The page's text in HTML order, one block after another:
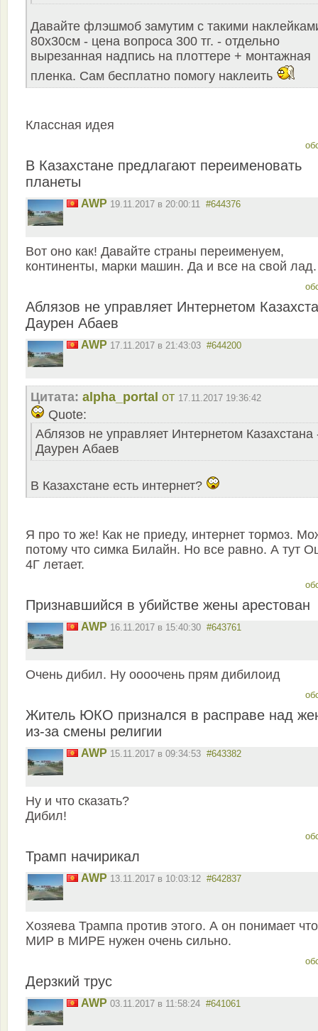
Давайте флэшмоб замутим с такими
80х30см - цена вопроса 300 тг. - отдельно
вырезанная надпись на плоттере + монтажная
пленка. Сам бесплатно помогу наклеить
Классная идея
В Казахстане предлагают переименовать
планеты
AWP 19.11.2017 в 20:00:11 #644376
Вот оно как! Давайте страны переименуем,
континенты, марки машин. Да и все на свой лад.
Аблязов не управляет Интернетом
Даурен Абаев
AWP 17.11.2017 в 21:43:03 #644200
Цитата: alpha_portal от 17.11.2017 19:36:42
Quote:
Аблязов не управляет Интернетом Казахстана
Даурен Абаев
В Казахстане есть интернет?
Я про то же! Как не приеду, интернет тормоз.
потому что симка Билайн. Но все равно. А тут
4Г летает.
Признавшийся в убийстве жены арестован
AWP 16.11.2017 в 15:40:30 #643761
Очень дибил. Ну оооочень прям дибилоид
Житель ЮКО признался в расправе над
из-за смены религии
AWP 15.11.2017 в 09:34:53 #643382
Ну и что сказать?
Дибил!
Трамп начирикал
AWP 13.11.2017 в 10:03:12 #642837
Хозяева Трампа против этого. А он понимает что
МИР в МИРЕ нужен очень сильно.
Дерзкий трус
AWP 03.11.2017 в 11:58:24 #641061